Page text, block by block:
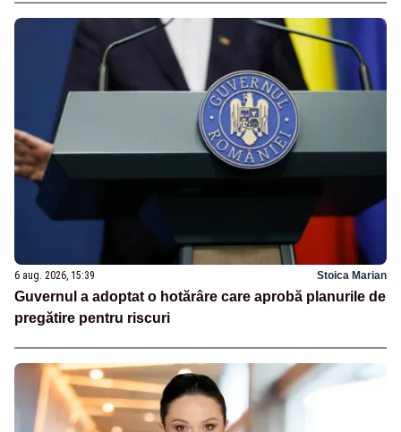
6 aug. 2026, 15:39 Stoica Marian
Guvernul a adoptat o hotărâre care aprobă planurile de
pregătire pentru riscuri